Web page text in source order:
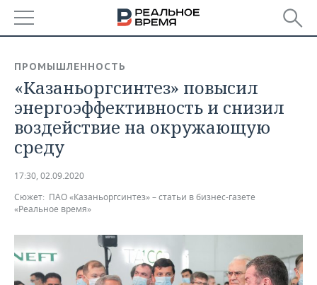
БАШКОРТОСТАН
ТАТАРСТАН
УДМУРТИЯ
НОВОСТИ
АНАЛИТИКА
НОВОСТИ АНАЛИТИКИ
ДЕКЛАРАЦИИ О ДОХОДАХ
КОРОЛИ ГОСЗАКАЗА ПФО
ВУЗЫ ТАТАРСТАНА
КОМУ ПРИНАДЛЕЖАТ
ЭКОНОМИКА
НОВОСТИ ЭКОНОМИКИ
ФИНАНСЫ
БАНКИ
БЮДЖЕТ
ПРОМЫШЛЕННОСТЬ
НОВОСТИ
АГРОПРОМ
НЕДВИЖИМОСТЬ
НОВОСТИ НЕДВИЖИМОСТИ
АВТО
НОВОСТИ АВТО
БИЗНЕС
ПРОМЫШЛЕННОСТЬ
«Казаньоргсинтез» повысил
энергоэффективность и снизил
воздействие на окружающую
среду
17:30, 02.09.2020
Сюжет: ПАО «Казаньоргсинтез» – статьи в бизнес-газете
«Реальное время»